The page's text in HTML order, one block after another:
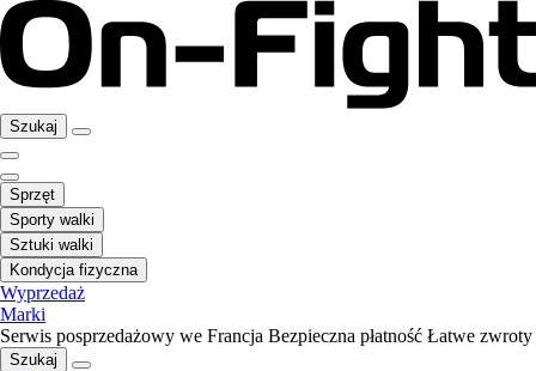
Szukaj
Sprzęt
Sporty walki
Sztuki walki
Kondycja fizyczna
Wyprzedaż
Marki
Serwis posprzedażowy we Francja Bezpieczna płatność Łatwe zwroty
Szukaj